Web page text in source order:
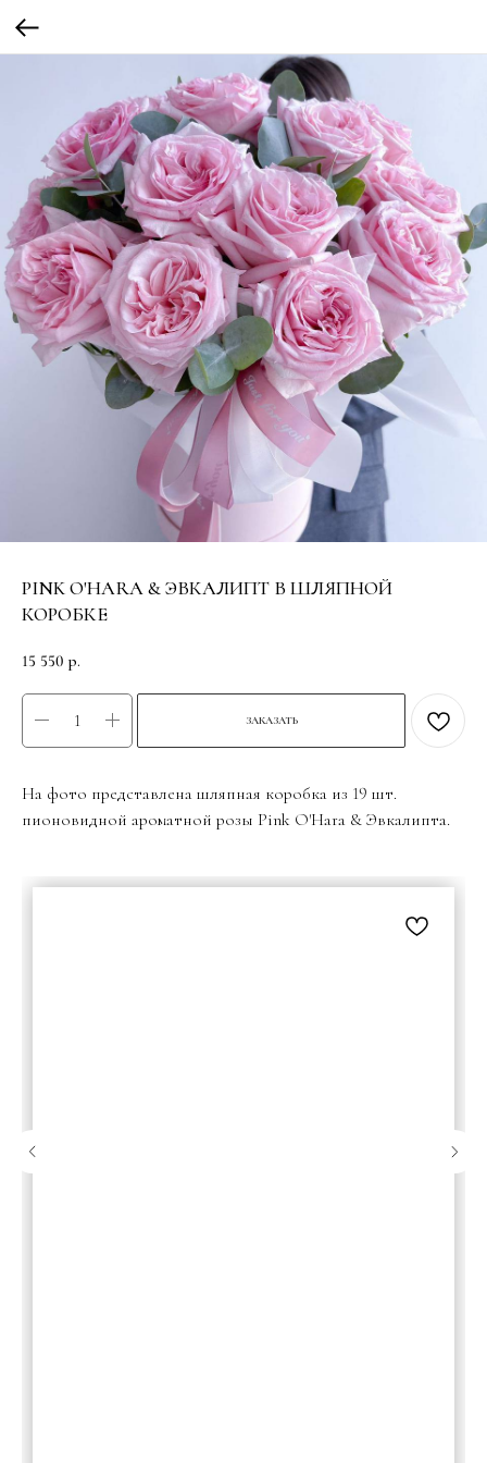
PINK O'HARA & ЭВКАЛИПТ В ШЛЯПНОЙ
КОРОБКЕ
15 550 р.
ЗАКАЗАТЬ
На фото представлена шляпная коробка из 19 шт.
пионовидной ароматной розы Pink O'Hara & Эвкалипта.